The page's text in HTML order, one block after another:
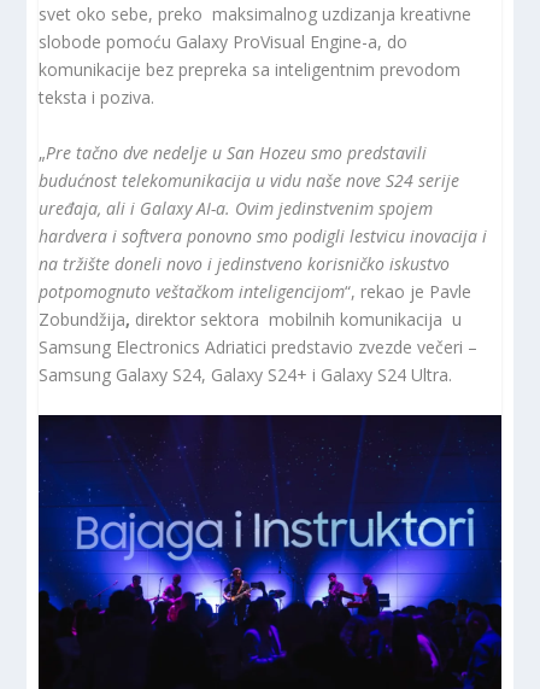
svet oko sebe, preko maksimalnog uzdizanja kreativne
slobode pomoću Galaxy ProVisual Engine-a, do
komunikacije bez prepreka sa inteligentnim prevodom
teksta i poziva.
„Pre tačno dve nedelje u San Hozeu smo predstavili
budućnost telekomunikacija u vidu naše nove S24 serije
uređaja, ali i Galaxy AI-a. Ovim jedinstvenim spojem
hardvera i softvera ponovno smo podigli lestvicu inovacija i
na tržište doneli novo i jedinstveno korisničko iskustvo
potpomognuto veštačkom inteligencijom“, rekao je Pavle
Zobundžija, direktor sektora mobilnih komunikacija u
Samsung Electronics Adriatici predstavio zvezde večeri –
Samsung Galaxy S24, Galaxy S24+ i Galaxy S24 Ultra.